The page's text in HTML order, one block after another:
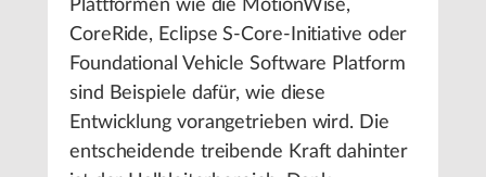
Plattformen wie die MotionWise,
CoreRide, Eclipse S-Core-Initiative oder
Foundational Vehicle Software Platform
sind Beispiele dafür, wie diese
Entwicklung vorangetrieben wird. Die
entscheidende treibende Kraft dahinter